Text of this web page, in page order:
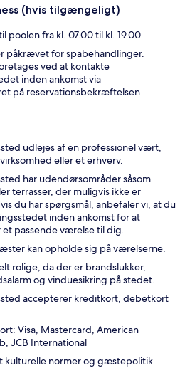
(hvis tilgængeligt)
poolen fra kl. 07.00 til kl. 19.00
påkrævet for spabehandlinger.
ved at kontakte
inden ankomst via
på reservationsbekræftelsen
udlejes af en professionel vært,
eller et erhverv.
har udendørsområder såsom
terrasser, der muligvis ikke er
du har spørgsmål, anbefaler vi, at du
inden ankomst for at
passende værelse til dig.
kan opholde sig på værelserne.
rolige, da der er brandslukker,
og vinduesikring på stedet.
accepterer kreditkort, debetkort
Visa, Mastercard, American
JCB International
kulturelle normer og gæstepolitik